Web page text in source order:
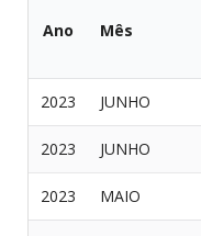
Ano Mês
2023 JUNHO
2023 JUNHO
2023 MAIO